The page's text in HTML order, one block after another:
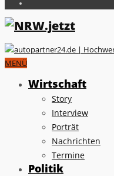
MENÜ
Wirtschaft
Story
Interview
Porträt
Nachrichten
Termine
Politik